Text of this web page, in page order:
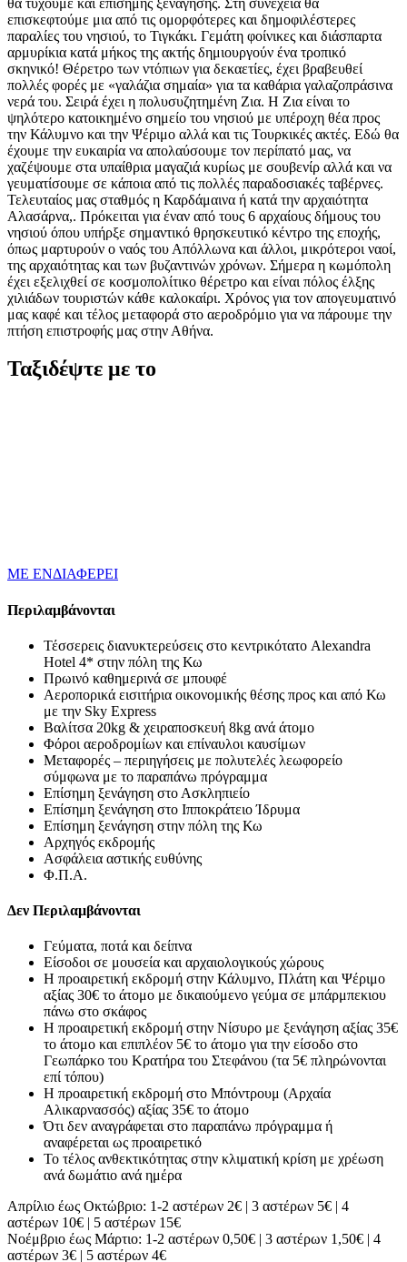
επισκεφτούμε μια από τις ομορφότερες και δημοφιλέστερες
παραλίες του νησιού, το Τιγκάκι. Γεμάτη φοίνικες και διάσπαρτα
αρμυρίκια κατά μήκος της ακτής δημιουργούν ένα τροπικό
σκηνικό! Θέρετρο των ντόπιων για δεκαετίες, έχει βραβευθεί
πολλές φορές με «γαλάζια σημαία» για τα καθάρια γαλαζοπράσινα
νερά του. Σειρά έχει η πολυσυζητημένη Ζια. Η Ζια είναι το
ψηλότερο κατοικημένο σημείο του νησιού με υπέροχη θέα προς
την Κάλυμνο και την Ψέριμο αλλά και τις Τουρκικές ακτές. Εδώ θα
έχουμε την ευκαιρία να απολαύσουμε τον περίπατό μας, να
χαζέψουμε στα υπαίθρια μαγαζιά κυρίως με σουβενίρ αλλά και να
γευματίσουμε σε κάποια από τις πολλές παραδοσιακές ταβέρνες.
Τελευταίος μας σταθμός η Καρδάμαινα ή κατά την αρχαιότητα
Αλασάρνα,. Πρόκειται για έναν από τους 6 αρχαίους δήμους του
νησιού όπου υπήρξε σημαντικό θρησκευτικό κέντρο της εποχής,
όπως μαρτυρούν ο ναός του Απόλλωνα και άλλοι, μικρότεροι ναοί,
της αρχαιότητας και των βυζαντινών χρόνων. Σήμερα η κωμόπολη
έχει εξελιχθεί σε κοσμοπολίτικο θέρετρο και είναι πόλος έλξης
χιλιάδων τουριστών κάθε καλοκαίρι. Χρόνος για τον απογευματινό
μας καφέ και τέλος μεταφορά στο αεροδρόμιο για να πάρουμε την
πτήση επιστροφής μας στην Αθήνα.
Ταξιδέψτε με το
ΜΕ ΕΝΔΙΑΦΕΡΕΙ
Περιλαμβάνονται
Τέσσερεις διανυκτερεύσεις στο κεντρικότατο Alexandra
Hotel 4* στην πόλη της Κω
Πρωινό καθημερινά σε μπουφέ
Αεροπορικά εισιτήρια οικονομικής θέσης προς και από Κω
με την Sky Express
Βαλίτσα 20kg & χειραποσκευή 8kg ανά άτομο
Φόροι αεροδρομίων και επίναυλοι καυσίμων
Μεταφορές – περιηγήσεις με πολυτελές λεωφορείο
σύμφωνα με το παραπάνω πρόγραμμα
Επίσημη ξενάγηση στο Ασκληπιείο
Επίσημη ξενάγηση στο Ιπποκράτειο Ίδρυμα
Επίσημη ξενάγηση στην πόλη της Κω
Αρχηγός εκδρομής
Ασφάλεια αστικής ευθύνης
Φ.Π.Α.
Δεν Περιλαμβάνονται
Γεύματα, ποτά και δείπνα
Είσοδοι σε μουσεία και αρχαιολογικούς χώρους
Η προαιρετική εκδρομή στην Κάλυμνο, Πλάτη και Ψέριμο
αξίας 30€ το άτομο με δικαιούμενο γεύμα σε μπάρμπεκιου
πάνω στο σκάφος
Η προαιρετική εκδρομή στην Νίσυρο με ξενάγηση αξίας 35€
το άτομο και επιπλέον 5€ το άτομο για την είσοδο στο
Γεωπάρκο του Κρατήρα του Στεφάνου (τα 5€ πληρώνονται
επί τόπου)
Η προαιρετική εκδρομή στο Μπόντρουμ (Αρχαία
Αλικαρνασσός) αξίας 35€ το άτομο
Ότι δεν αναγράφεται στο παραπάνω πρόγραμμα ή
αναφέρεται ως προαιρετικό
Το τέλος ανθεκτικότητας στην κλιματική κρίση με χρέωση
ανά δωμάτιο ανά ημέρα
Απρίλιο έως Οκτώβριο: 1-2 αστέρων 2€ | 3 αστέρων 5€ | 4
αστέρων 10€ | 5 αστέρων 15€
Νοέμβριο έως Μάρτιο: 1-2 αστέρων 0,50€ | 3 αστέρων 1,50€ | 4
αστέρων 3€ | 5 αστέρων 4€